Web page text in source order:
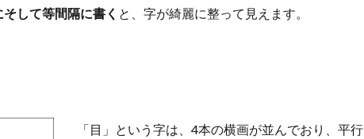
して等間隔に書く と、字が綺麗に整って見えます。
「目」という字は、4本の横画が並んでおり、平行